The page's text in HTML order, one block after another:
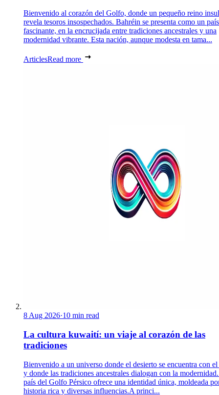
Bienvenido al corazón del Golfo, donde un pequeño reino
revela tesoros insospechados. Bahréin se presenta como un país
fascinante, en la encrucijada entre tradiciones ancestrales y una
modernidad vibrante. Esta nación, aunque modesta en tama...
ArticlesRead more
8 Aug 2026·10 min read
La cultura kuwaití: un viaje al corazón de las
tradiciones
Bienvenido a un universo donde el desierto se encuentra con el
y donde las tradiciones ancestrales dialogan con la
país del Golfo Pérsico ofrece una identidad única, moldeada
historia rica y diversas influencias.A princi...